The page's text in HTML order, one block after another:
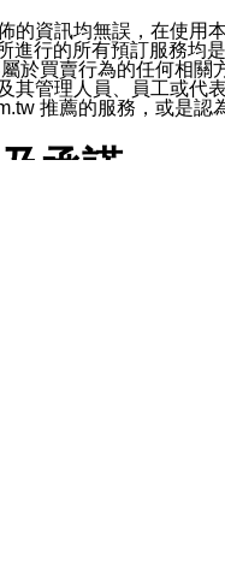
自任何企業官方帳號或
的資訊均無誤，在使
行的所有預訂服務均
於買賣行為的任何相
其管理人員、員工或
推薦的服務，或是
承諾